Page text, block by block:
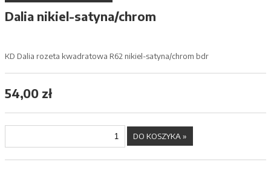
Dalia nikiel-satyna/chrom
KD Dalia rozeta kwadratowa R62 nikiel-satyna/chrom bdr
54,00 zł